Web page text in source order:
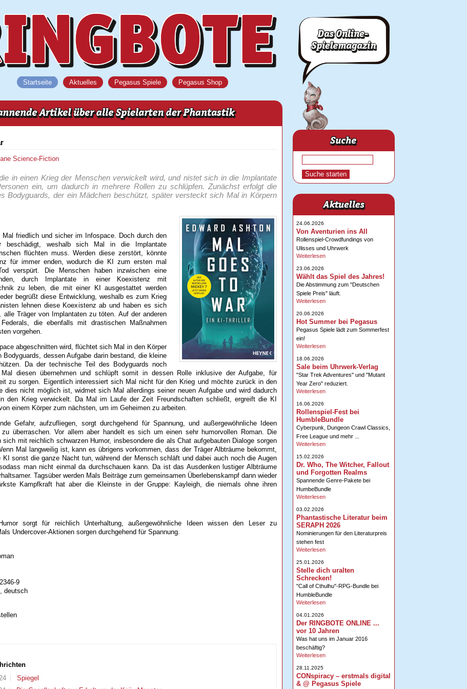
Startseite Aktuelles Pegasus Spiele Pegasus Shop
Science-Fiction
in einen Krieg der Menschen verwickelt wird, und nistet sich in die Implantate
ein, um dadurch in mehrere Rollen zu schlüpfen. Zunächst erfolgt die
Bodyguards, der ein Mädchen beschützt, später versteckt sich Mal in Körpern
Mal friedlich und sicher im Infospace. Doch durch den
beschädigt, weshalb sich Mal in die Implantate
flüchten muss. Werden diese zerstört, könnte
für immer enden, wodurch die KI zum ersten mal
verspürt. Die Menschen haben inzwischen eine
durch Implantate in einer Koexistenz mit
zu leben, die mit einer KI ausgestattet werden
begrüßt diese Entwicklung, weshalb es zum Krieg
lehnen diese Koexistenz ab und haben es sich
alle Träger von Implantaten zu töten. Auf der anderen
die ebenfalls mit drastischen Maßnahmen
vorgehen.
abgeschnitten wird, flüchtet sich Mal in den Körper
Bodyguards, dessen Aufgabe darin bestand, die kleine
Da der technische Teil des Bodyguards noch
diesen übernehmen und schlüpft somit in dessen Rolle inklusive der Aufgabe, für
zu sorgen. Eigentlich interessiert sich Mal nicht für den Krieg und möchte zurück in den
dies nicht möglich ist, widmet sich Mal allerdings seiner neuen Aufgabe und wird dadurch
den Krieg verwickelt. Da Mal im Laufe der Zeit Freundschaften schließt, ergreift die KI
einem Körper zum nächsten, um im Geheimen zu arbeiten.
Gefahr, aufzufliegen, sorgt durchgehend für Spannung, und außergewöhnliche Ideen
überraschen. Vor allem aber handelt es sich um einen sehr humorvollen Roman. Die
sich mit reichlich schwarzen Humor, insbesondere die als Chat aufgebauten Dialoge sorgen
Mal langweilig ist, kann es übrigens vorkommen, dass der Träger Albträume bekommt,
KI sonst die ganze Nacht tun, während der Mensch schläft und dabei auch noch die Augen
man nicht einmal da durchschauen kann. Da ist das Ausdenken lustiger Albträume
Tagsüber werden Mals Beiträge zum gemeinsamen Überlebenskampf dann wieder
Kampfkraft hat aber die Kleinste in der Gruppe: Kayleigh, die niemals ohne ihren
sorgt für reichlich Unterhaltung, außergewöhnliche Ideen wissen den Leser zu
Undercover-Aktionen sorgen durchgehend für Spannung.
9
deutsch
Spiegel
24.06.2026
Von Aventurien ins All
Rollenspiel-Crowdfundings von
Ulisses und Uhrwerk
Weiterlesen
23.06.2026
Wählt das Spiel des Jahres!
Die Abstimmung zum "Deutschen
Spiele Preis" läuft.
Weiterlesen
20.06.2026
Hot Summer bei Pegasus
Pegasus Spiele lädt zum Sommerfest
ein!
Weiterlesen
18.06.2026
Sale beim Uhrwerk-Verlag
"Star Trek Adventures" und "Mutant
Year Zero" reduziert.
Weiterlesen
16.06.2026
Rollenspiel-Fest bei
HumbleBundle
Cyberpunk, Dungeon Crawl Classics,
Free League und mehr ...
Weiterlesen
15.02.2026
Dr. Who, The Witcher, Fallout
und Forgotten Realms
Spannende Genre-Pakete bei
HumbeBundle
Weiterlesen
03.02.2026
Phantastische Literatur beim
SERAPH 2026
Nominierungen für den Literaturpreis
stehen fest
Weiterlesen
25.01.2026
Stelle dich uralten
Schrecken!
"Call of Cthulhu"-RPG-Bundle bei
HumbleBundle
Weiterlesen
04.01.2026
Der RINGBOTE ONLINE ...
vor 10 Jahren
Was hat uns im Januar 2016
beschäftig?
Weiterlesen
28.11.2025
CONspiracy – erstmals digital
& @ Pegasus Spiele